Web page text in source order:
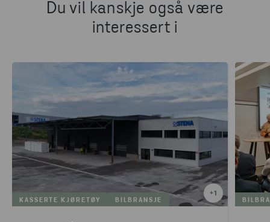
Du vil kanskje også være
interessert i
+1
KASSERTE KJØRETØY
BILBRANSJE